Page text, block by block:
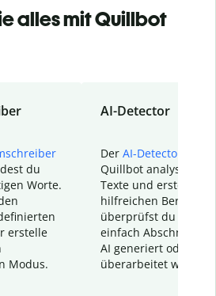
alles mit Quillbot
du
Worte.
erstelle
Modus.
AI-Detector
Der AI-Detector
Quillbot analysiert
Texte und erstellt
hilfreichen Bericht.
überprüfst du
einfach Abschnitte,
AI generiert oder
überarbeitet wurden.